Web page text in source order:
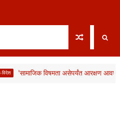
'सामाजिक विषमता असेपर्यंत आरक्षण आवश्यक';